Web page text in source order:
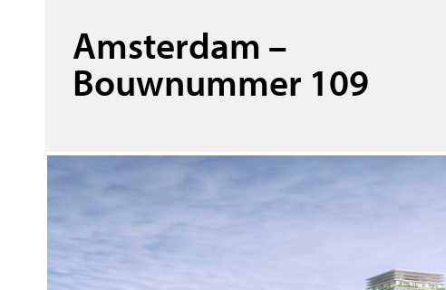
Amsterdam –
Bouwnummer 109